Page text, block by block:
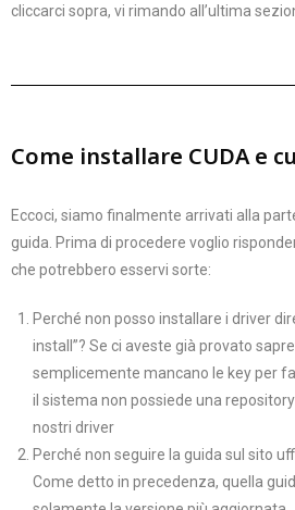
cliccarci sopra, vi rimando all’ultima
Come installare CUDA e
Eccoci, siamo finalmente arrivati alla
guida. Prima di procedere voglio
che potrebbero esservi sorte:
Perché non posso installare i driver
install”? Se ci aveste già provato
semplicemente mancano le key per
il sistema non possiede una
nostri driver
Perché non seguire la guida sul sito
Come detto in precedenza, quella